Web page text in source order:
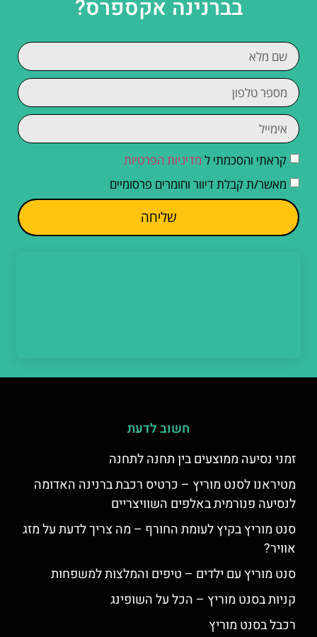
בברנינה אקספרס?
קראתי והסכמתי ל מדיניות הפרטיות
מאשר/ת קבלת דיוור וחומרים פרסומיים
שליחה
חשוב לדעת
זמני נסיעה ממוצעים בין תחנה לתחנה
מטיראנו לסנט מוריץ – כרטיס רכבת ברנינה האדומה
לנסיעה פנורמית באלפים השוויצריים
סנט מוריץ בקיץ לעומת החורף – מה צריך לדעת על מזג
אוויר?
סנט מוריץ עם ילדים – טיפים והמלצות למשפחות
קניות בסנט מוריץ – הכל על השופינג
רכבל בסנט מוריץ